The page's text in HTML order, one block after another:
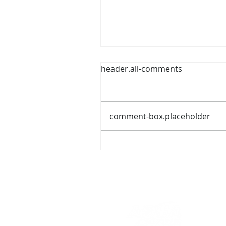
header.all-comments
comment-box.placeholder